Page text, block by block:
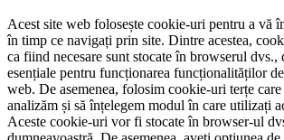
Acest site web folosește cookie-uri pentru a vă
în timp ce navigați prin site. Dintre acestea,
ca fiind necesare sunt stocate în browserul dvs.,
esențiale pentru funcționarea funcționalităților
web. De asemenea, folosim cookie-uri terțe care
analizăm și să înțelegem modul în care utilizați
Aceste cookie-uri vor fi stocate în browser-ul